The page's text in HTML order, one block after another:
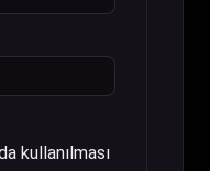
kullanılması